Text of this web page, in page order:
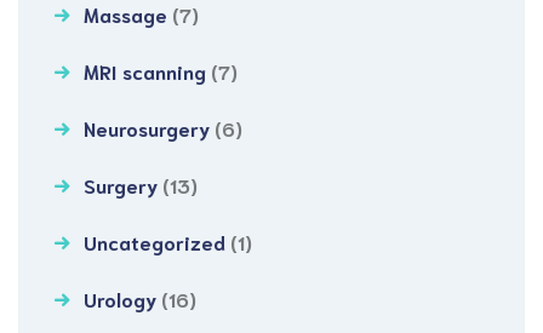
Massage (7)
MRI scanning (7)
Neurosurgery (6)
Surgery (13)
Uncategorized (1)
Urology (16)